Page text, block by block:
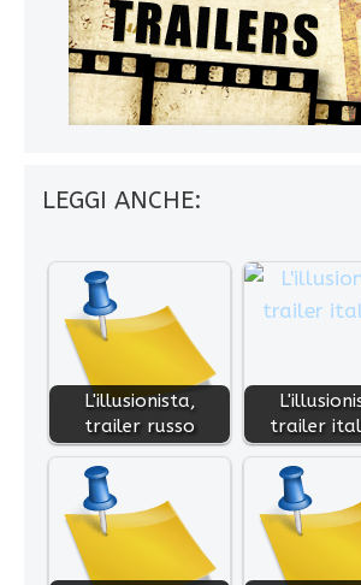
LEGGI ANCHE:
L'illusionista,
trailer russo
trailer